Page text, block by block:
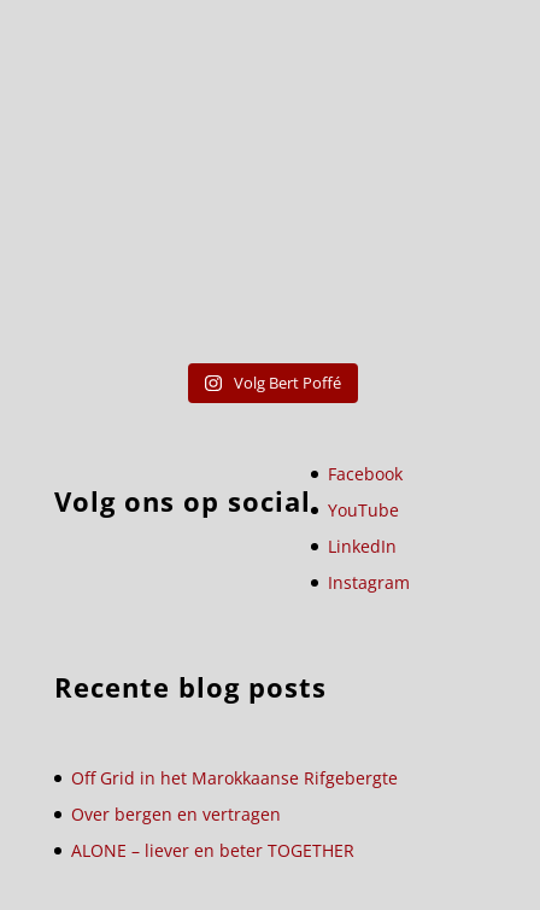
Volg Bert Poffé
Volg ons op social
Facebook
YouTube
LinkedIn
Instagram
Recente blog posts
Off Grid in het Marokkaanse Rifgebergte
Over bergen en vertragen
ALONE – liever en beter TOGETHER